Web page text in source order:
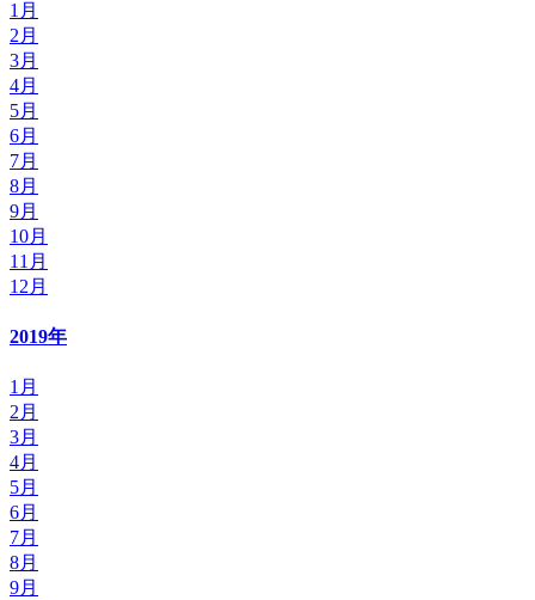
1月
2月
3月
4月
5月
6月
7月
8月
9月
10月
11月
12月
2019年
1月
2月
3月
4月
5月
6月
7月
8月
9月